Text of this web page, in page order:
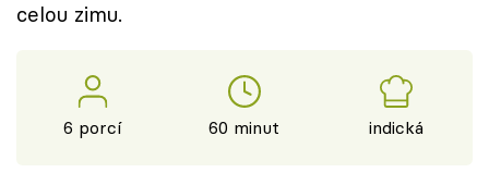
celou zimu.
6 porcí 60 minut indická